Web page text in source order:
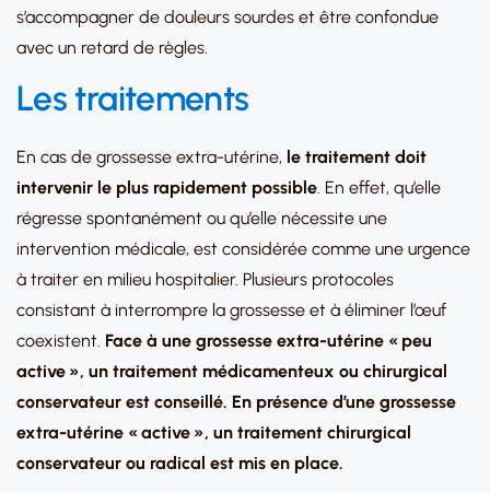
s’accompagner de douleurs sourdes et être confondue
avec un retard de règles.
Les traitements
En cas de grossesse extra-utérine, le traitement doit
intervenir le plus rapidement possible. En effet, qu’elle
régresse spontanément ou qu’elle nécessite une
intervention médicale, est considérée comme une urgence
à traiter en milieu hospitalier. Plusieurs protocoles
consistant à interrompre la grossesse et à éliminer l’œuf
coexistent. Face à une grossesse extra-utérine « peu
active », un traitement médicamenteux ou chirurgical
conservateur est conseillé. En présence d’une grossesse
extra-utérine « active », un traitement chirurgical
conservateur ou radical est mis en place.